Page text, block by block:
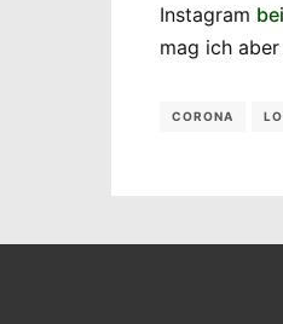
Instagram
mag ich
CORONA